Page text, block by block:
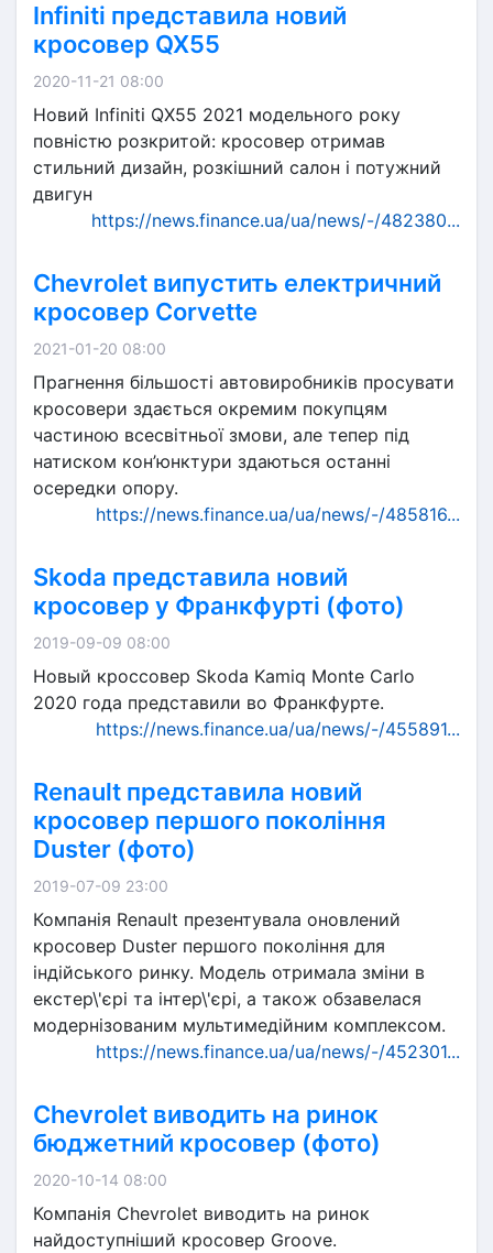
Infiniti представила новий
кросовер QX55
2020-11-21 08:00
Новий Infiniti QX55 2021 модельного року
повністю розкритой: кросовер отримав
стильний дизайн, розкішний салон і потужний
двигун
https://news.finance.ua/ua/news/-/482380...
Chevrolet випустить електричний
кросовер Corvette
2021-01-20 08:00
Прагнення більшості автовиробників просувати
кросовери здається окремим покупцям
частиною всесвітньої змови, але тепер під
натиском кон’юнктури здаються останні
осередки опору.
https://news.finance.ua/ua/news/-/485816...
Skoda представила новий
кросовер у Франкфурті (фото)
2019-09-09 08:00
Новый кроссовер Skoda Kamiq Monte Carlo
2020 года представили во Франкфурте.
https://news.finance.ua/ua/news/-/455891...
Renault представила новий
кросовер першого покоління
Duster (фото)
2019-07-09 23:00
Компанія Renault презентувала оновлений
кросовер Duster першого покоління для
індійського ринку. Модель отримала зміни в
екстер\'єрі та інтер\'єрі, а також обзавелася
модернізованим мультимедійним комплексом.
https://news.finance.ua/ua/news/-/452301...
Chevrolet виводить на ринок
бюджетний кросовер (фото)
2020-10-14 08:00
Компанія Chevrolet виводить на ринок
найдоступніший кросовер Groove.